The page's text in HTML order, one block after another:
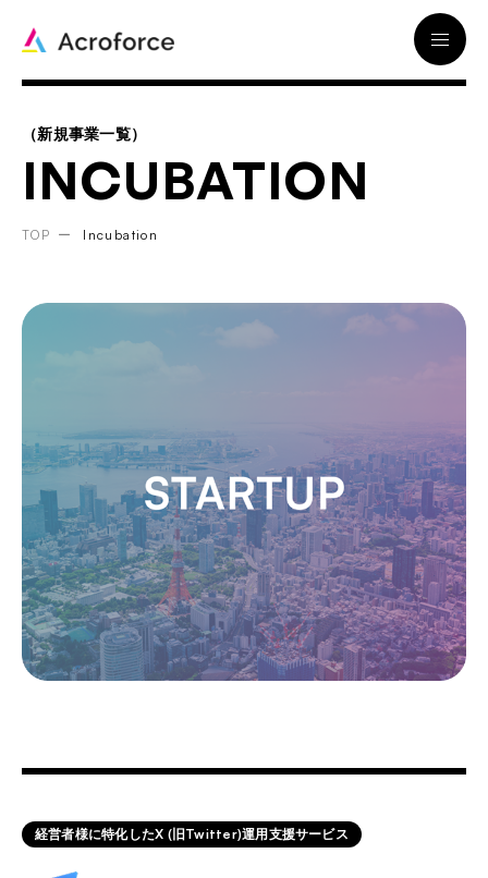
（新規事業一覧）
INCUBATION
TOP Incubation
経営者様に特化したX (旧Twitter)運用支援サービス